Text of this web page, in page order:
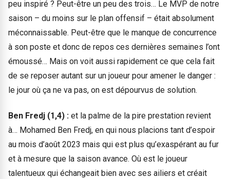
peu inspiré ? Peut-être un peu des trois… Le MVP de notre
saison – du moins sur le plan offensif – était absolument
méconnaissable. Peut-être que le manque de concurrence
à son poste et donc de repos ces dernières semaines l’ont
émoussé… Mais on voit aussi rapidement ce que cela fait
de se reposer autant sur un joueur pour amener le danger :
le jour où ça ne va pas, on est dépourvus de solution.
Ben Fredj (1,4) : et la palme de la pire prestation revient
à… Mohamed Ben Fredj, en qui nous placions tant d’espoir
au mois d’août 2023 mais qui est plus qu’exaspérant au fur
et à mesure que la saison avance. Où est le joueur
talentueux qui échangeait bien avec ses ailiers et créait